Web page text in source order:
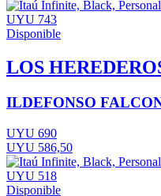
UYU 743
Disponible
LOS
ILDEFONSO
UYU 690
UYU 586,50
UYU 518
Disponible